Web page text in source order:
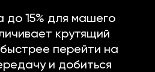
до 15% для машего
крутящий
перейти на
и добиться